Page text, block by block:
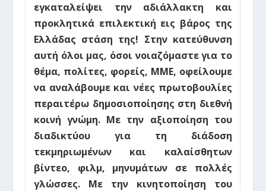
εγκαταλείψει την αδιάλλακτη και
προκλητικά επιλεκτική εις βάρος της
Ελλάδας στάση της! Στην κατεύθυνση
αυτή όλοι μας, όσοι νοιαζόμαστε για το
θέμα, πολίτες, φορείς, ΜΜΕ, οφείλουμε
να αναλάβουμε και νέες πρωτοβουλίες
περαιτέρω δημοσιοποίησης στη διεθνή
κοινή γνώμη. Με την αξιοποίηση του
διαδικτύου για τη διάδοση
τεκμηριωμένων και καλαίσθητων
βίντεο, φιλμ, μηνυμάτων σε πολλές
γλώσσες. Με την κινητοποίηση του